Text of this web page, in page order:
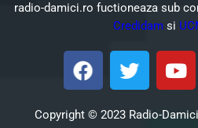
radio-damici.ro fuctioneaza sub
Credidam si
Copyright © 2023 Radio-